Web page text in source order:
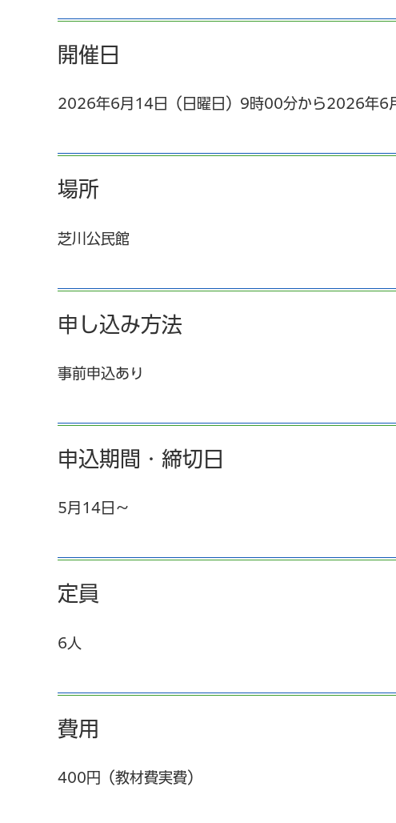
開催日
2026年6月14日（日曜日）9時00分から2026年6
場所
芝川公民館
申し込み方法
事前申込あり
申込期間・締切日
5月14日～
定員
6人
費用
400円（教材費実費）